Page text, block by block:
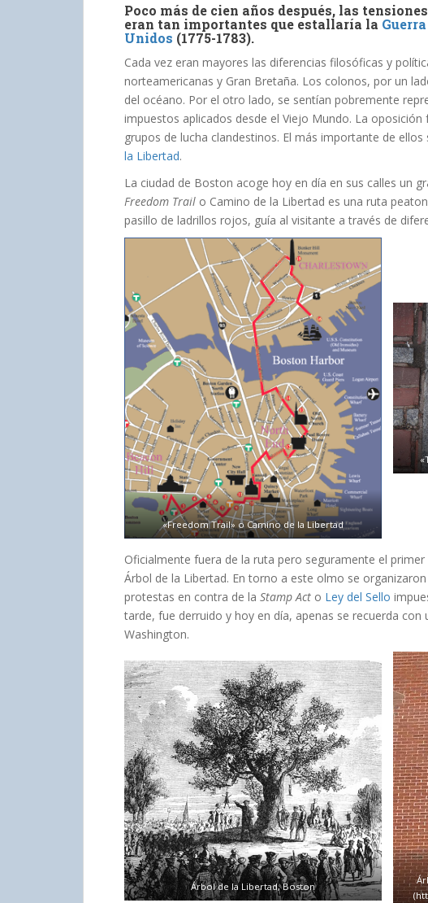
Poco más de cien años después, las
eran tan importantes que estallaría la
Unidos (1775-1783).
Cada vez eran mayores las diferencias filosóficas y
norteamericanas y Gran Bretaña. Los colonos, por un
del océano. Por el otro lado, se sentían pobremente
impuestos aplicados desde el Viejo Mundo. La
grupos de lucha clandestinos. El más importante de
la Libertad.
La ciudad de Boston acoge hoy en día en sus calles un
Freedom Trail o Camino de la Libertad es una ruta
pasillo de ladrillos rojos, guía al visitante a través de
«Freedom Trail» o Camino de la Libertad
Oficialmente fuera de la ruta pero seguramente el
Árbol de la Libertad. En torno a este olmo se
protestas en contra de la Stamp Act o Ley del Sello
tarde, fue derruido y hoy en día, apenas se recuerda con
Washington.
Árbol de la Libertad, Boston